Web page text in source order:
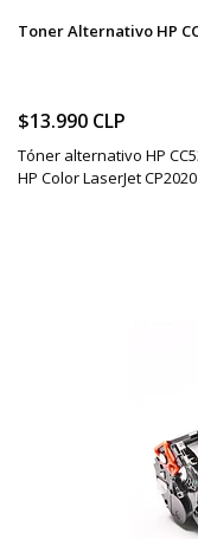
Toner Alternativo HP
$13.990 CLP
Tóner alternativo HP
HP Color LaserJet